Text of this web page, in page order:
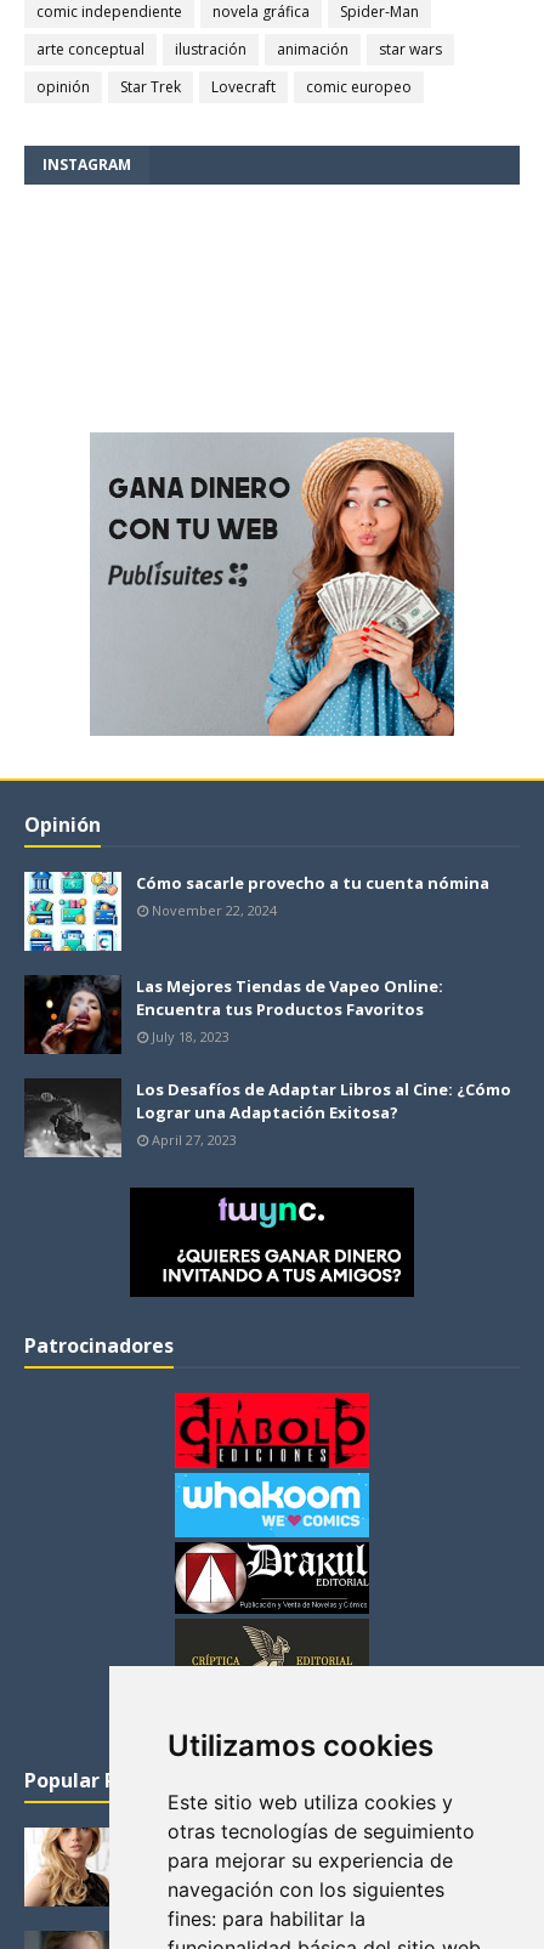
Utilizamos cookies
Este sitio web utiliza cookies y
otras tecnologías de seguimiento
para mejorar su experiencia de
navegación con los siguientes
fines: para habilitar la
comic independiente
novela gráfica
Spider-Man
arte conceptual
ilustración animación
star wars
opinión
Star Trek Lovecraft comic europeo
INSTAGRAM
Opinión
Cómo sacarle provecho a tu cuenta nómina
November 22, 2024
Las Mejores Tiendas de Vapeo Online:
Encuentra tus Productos Favoritos
July 18, 2023
Los Desafíos de Adaptar Libros al Cine: ¿Cómo
Lograr una Adaptación Exitosa?
April 27, 2023
Patrocinadores
Popular Posts
KATHERYN WINNICK: LA ACTRIZ MAS GUAPA DE
VIKINGOS
Junio 14, 2013
FELICITY (EMILY BETT RICKARDS), LAS FOTOS